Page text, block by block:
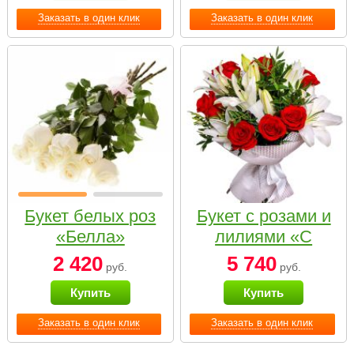
Заказать в один клик Заказать в один клик
Заказать в один клик
Букет белых роз
«Белла»
2 420 руб.
Купить
Заказать в один клик
Букет с розами и
лилиями «С
наилучшими
пожеланиями»
5 740руб.
Купить